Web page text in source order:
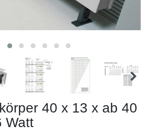
40 x 13 x ab 40
Watt